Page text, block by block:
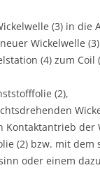
(3) in die
Wickelwelle
(4) zum Coil
(2),
der
(2) bzw. mit dem
oder einem